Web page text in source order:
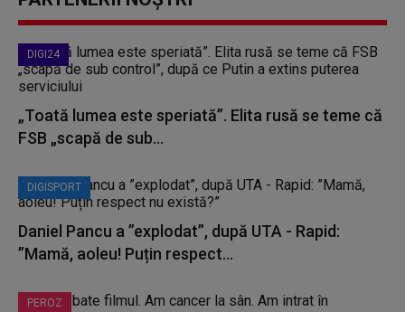
DIGI24
„Toată lumea este speriată”. Elita rusă se teme că
FSB „scapă de sub...
DIGISPORT
Daniel Pancu a ”explodat”, după UTA - Rapid:
”Mamă, aoleu! Puțin respect...
PEROZ